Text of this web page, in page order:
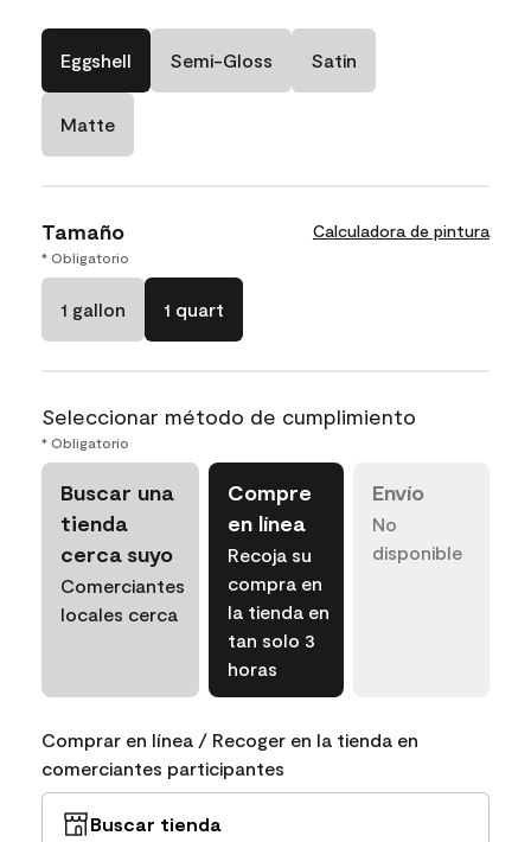
Eggshell Semi-Gloss Satin
Matte
Tamaño Calculadora de pintura
* Obligatorio
1 gallon 1 quart
Seleccionar método de cumplimiento
* Obligatorio
Buscar una
tienda
cerca suyo
Comerciantes
locales cerca
Compre
en línea
Recoja su
compra en
la tienda en
tan solo 3
horas
Envío
No
disponible
Comprar en línea / Recoger en la tienda en
comerciantes participantes
Buscar tienda